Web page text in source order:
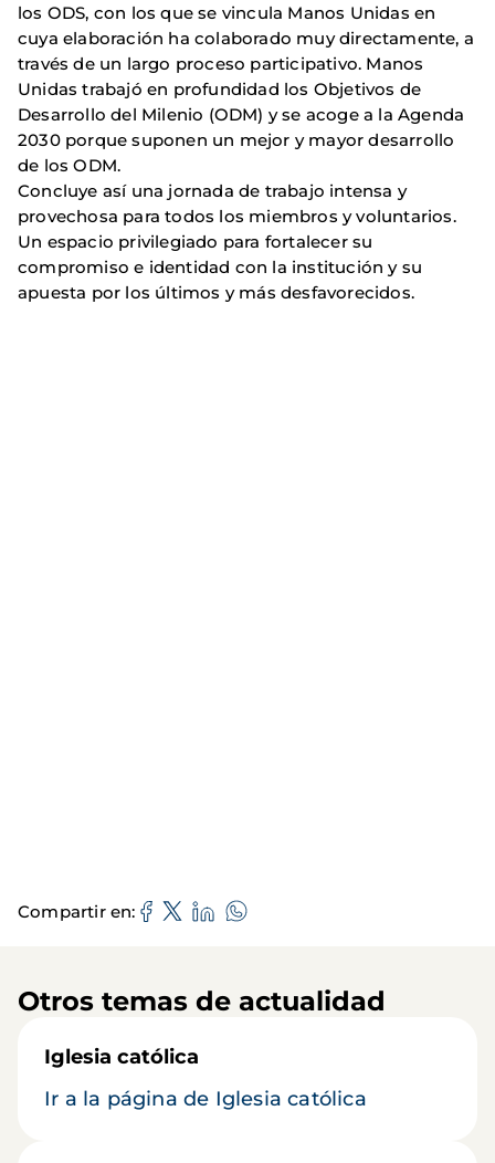
los ODS, con los que se vincula Manos Unidas en
cuya elaboración ha colaborado muy directamente, a
través de un largo proceso participativo. Manos
Unidas trabajó en profundidad los Objetivos de
Desarrollo del Milenio (ODM) y se acoge a la Agenda
2030 porque suponen un mejor y mayor desarrollo
de los ODM.
Concluye así una jornada de trabajo intensa y
provechosa para todos los miembros y voluntarios.
Un espacio privilegiado para fortalecer su
compromiso e identidad con la institución y su
apuesta por los últimos y más desfavorecidos.
Compartir en
Otros temas de actualidad
Iglesia católica
Ir a la página de Iglesia católica